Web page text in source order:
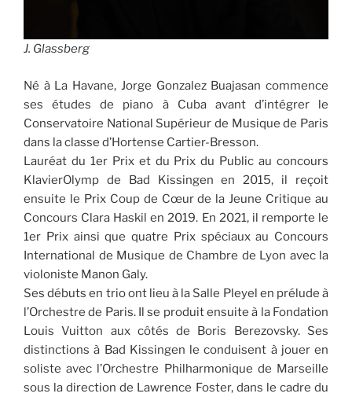
J. Glassberg
Né à La Havane, Jorge Gonzalez Buajasan commence
ses études de piano à Cuba avant d’intégrer le
Conservatoire National Supérieur de Musique de Paris
dans la classe d’Hortense Cartier-Bresson.
Lauréat du 1er Prix et du Prix du Public au concours
KlavierOlymp de Bad Kissingen en 2015, il reçoit
ensuite le Prix Coup de Cœur de la Jeune Critique au
Concours Clara Haskil en 2019. En 2021, il remporte le
1er Prix ainsi que quatre Prix spéciaux au Concours
International de Musique de Chambre de Lyon avec la
violoniste Manon Galy.
Ses débuts en trio ont lieu à la Salle Pleyel en prélude à
l’Orchestre de Paris. Il se produit ensuite à la Fondation
Louis Vuitton aux côtés de Boris Berezovsky. Ses
distinctions à Bad Kissingen le conduisent à jouer en
soliste avec l’Orchestre Philharmonique de Marseille
sous la direction de Lawrence Foster, dans le cadre du